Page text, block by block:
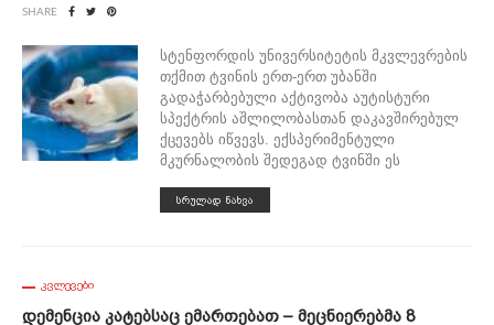
SHARE
სტენფორდის უნივერსიტეტის მკვლევრების
თქმით ტვინის ერთ-ერთ უბანში
გადაჭარბებული აქტივობა აუტისტური
სპექტრის აშლილობასთან დაკავშირებულ
ქცევებს იწვევს. ექსპერიმენტული
მკურნალობის შედეგად ტვინში ეს
ᲡᲠᲣᲚᲐᲓ ᲜᲐᲮᲕᲐ
ᲙᲕᲚᲔᲕᲔᲑᲘ
Დემენცია Კატებსაც Ემართებათ – Მეცნიერებმა 8